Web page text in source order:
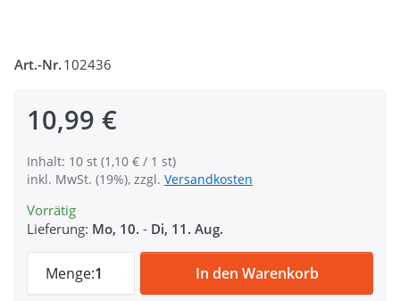
Art.-Nr. 102436
10,99 €
Inhalt: 10 st (1,10 € / 1 st)
inkl. MwSt. (19%), zzgl. Versandkosten
Vorrätig
Lieferung: Mo, 10. - Di, 11. Aug.
Menge:1
Scherenkarabiner aus Zinkdruckguss -
In den Warenkorb